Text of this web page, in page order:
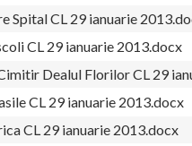
Spital CL 29 ianuarie
CL 29 ianuarie 2013.docx
Dealul Florilor CL 29
CL 29 ianuarie 2013.docx
CL 29 ianuarie 2013.docx